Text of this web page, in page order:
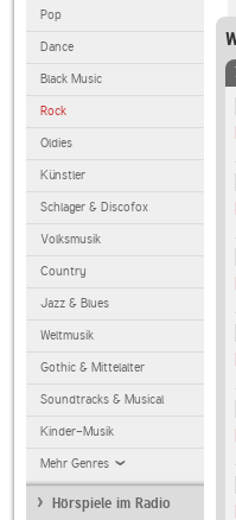
Pop
Dance
Black Music
Rock
Oldies
Künstler
Schlager & Discofox
Volksmusik
Country
Jazz & Blues
Weltmusik
Gothic & Mittelalter
Soundtracks & Musical
Kinder-Musik
Mehr Genres
Hörspiele im Radio